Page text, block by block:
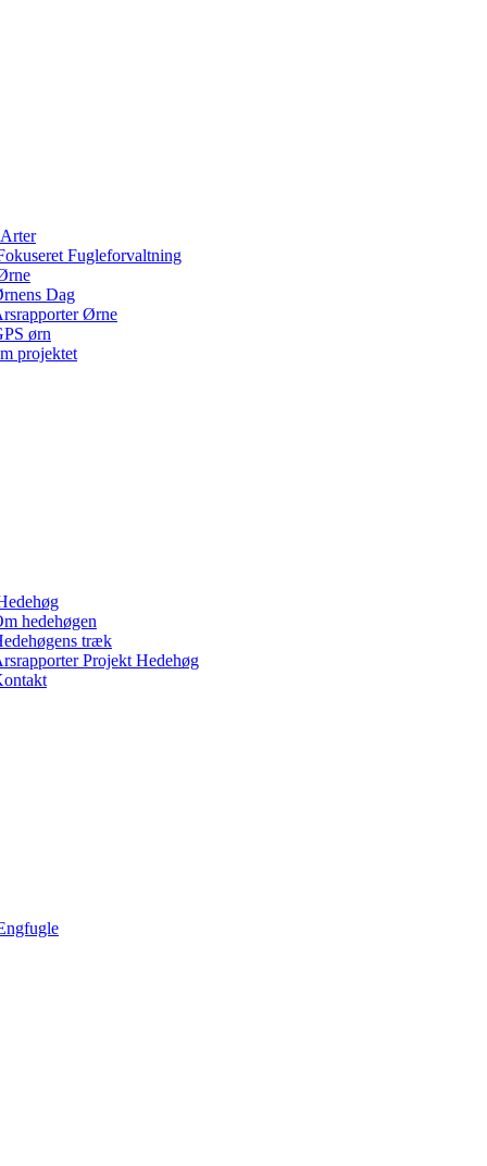
Arter
Fugleforvaltning
Dag
Ørne
ørn
projektet
hedehøgen
træk
Projekt Hedehøg